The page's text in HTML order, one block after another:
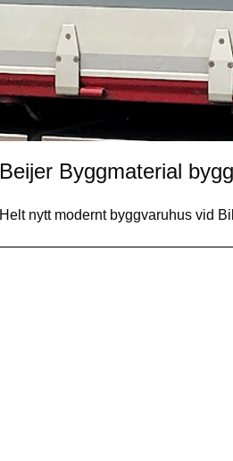
Beijer Byggmaterial
Helt nytt modernt byggvaruhus vid